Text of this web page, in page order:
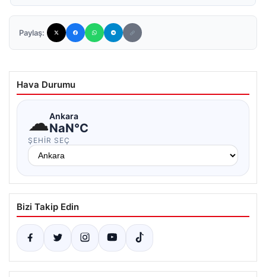
Paylaş:
Hava Durumu
☁Ankara
NaN°C
ŞEHIR SEÇ
Bizi Takip Edin